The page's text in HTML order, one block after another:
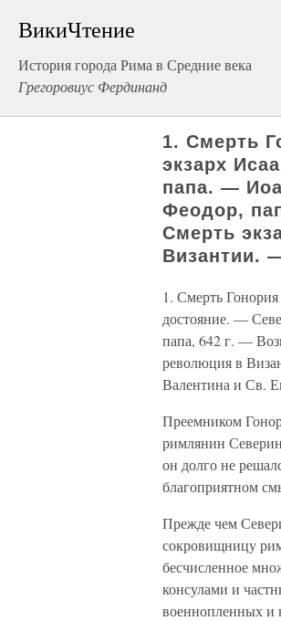
ВикиЧтение
История города Рима в Средние века
Грегоровиус Фердинанд
1. Смерть
экзарх
папа. —
Феодор,
Смерть
Византии.
1. Смерть
достояние. —
папа, 642 г. —
революция в
Валентина и Св.
Преемником
римлянин
он долго не
благоприятном
Прежде чем
сокровищницу
бесчисленное
консулами и
военнопленных и